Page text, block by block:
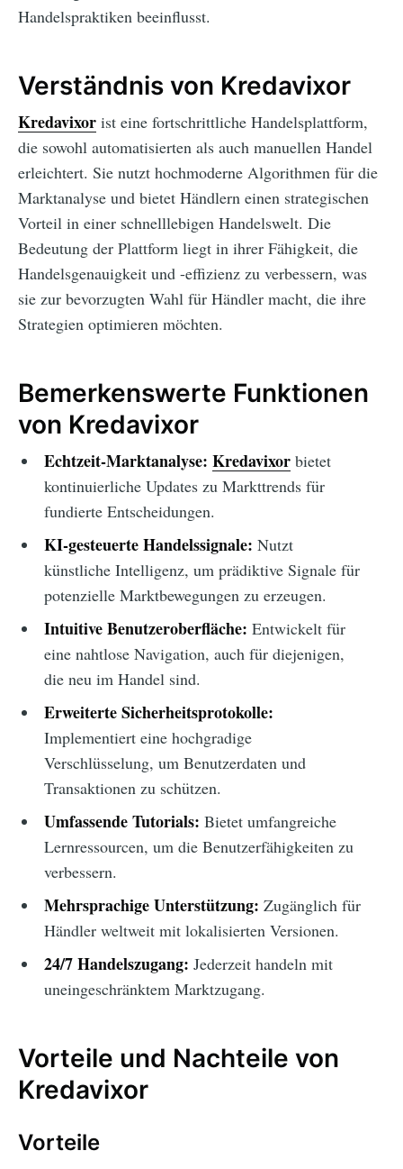
Handelspraktiken beeinflusst.
Verständnis von Kredavixor
Kredavixor ist eine fortschrittliche Handelsplattform,
die sowohl automatisierten als auch manuellen Handel
erleichtert. Sie nutzt hochmoderne Algorithmen für die
Marktanalyse und bietet Händlern einen strategischen
Vorteil in einer schnelllebigen Handelswelt. Die
Bedeutung der Plattform liegt in ihrer Fähigkeit, die
Handelsgenauigkeit und -effizienz zu verbessern, was
sie zur bevorzugten Wahl für Händler macht, die ihre
Strategien optimieren möchten.
Bemerkenswerte Funktionen
von Kredavixor
Echtzeit-Marktanalyse: Kredavixorbietet
kontinuierliche Updates zu Markttrends für
fundierte Entscheidungen.
KI-gesteuerte Handelssignale: Nutzt
künstliche Intelligenz, um prädiktive Signale für
potenzielle Marktbewegungen zu erzeugen.
Intuitive Benutzeroberfläche: Entwickelt für
eine nahtlose Navigation, auch für diejenigen,
die neu im Handel sind.
Erweiterte Sicherheitsprotokolle:
Implementiert eine hochgradige
Verschlüsselung, um Benutzerdaten und
Transaktionen zu schützen.
Umfassende Tutorials: Bietet umfangreiche
Lernressourcen, um die Benutzerfähigkeiten zu
verbessern.
Mehrsprachige Unterstützung: Zugänglich für
Händler weltweit mit lokalisierten Versionen.
24/7 Handelszugang: Jederzeit handeln mit
uneingeschränktem Marktzugang.
Vorteile und Nachteile von
Kredavixor
Vorteile